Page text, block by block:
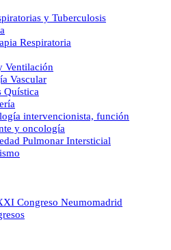
y Tuberculosis
Respiratoria
Ventilación
Vascular
Quística
intervencionista, función
y oncología
Pulmonar Intersticial
Congreso Neumomadrid